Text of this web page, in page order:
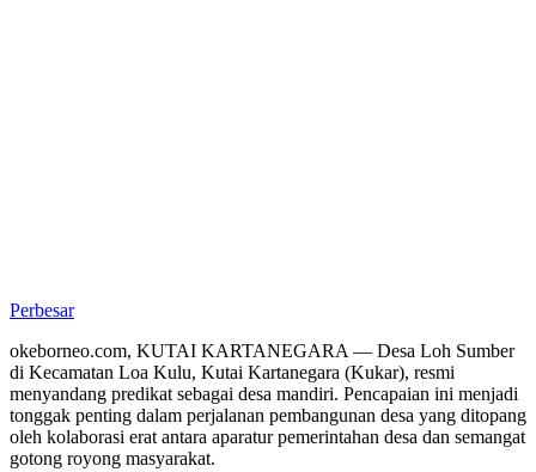
Perbesar
okeborneo.com, KUTAI KARTANEGARA — Desa Loh Sumber
di Kecamatan Loa Kulu, Kutai Kartanegara (Kukar), resmi
menyandang predikat sebagai desa mandiri. Pencapaian ini menjadi
tonggak penting dalam perjalanan pembangunan desa yang ditopang
oleh kolaborasi erat antara aparatur pemerintahan desa dan semangat
gotong royong masyarakat.